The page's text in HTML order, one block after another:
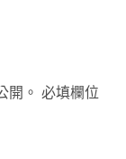
開。 必填欄位